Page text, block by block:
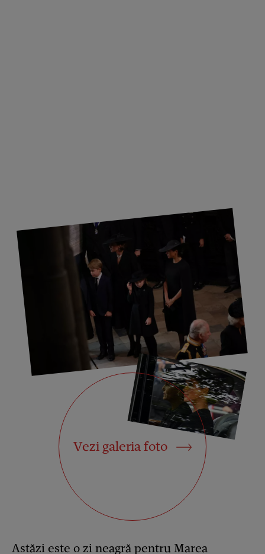
Vezi galeria foto
Astăzi este o zi neagră pentru Marea